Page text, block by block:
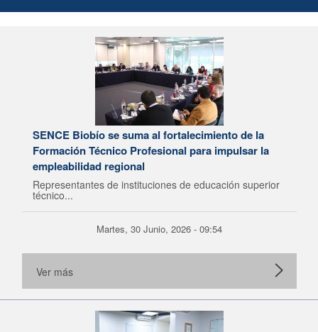
SENCE Biobío se suma al fortalecimiento de la
Formación Técnico Profesional para impulsar la
empleabilidad regional
Representantes de instituciones de educación superior
técnico...
Martes, 30 Junio, 2026 - 09:54
Ver más